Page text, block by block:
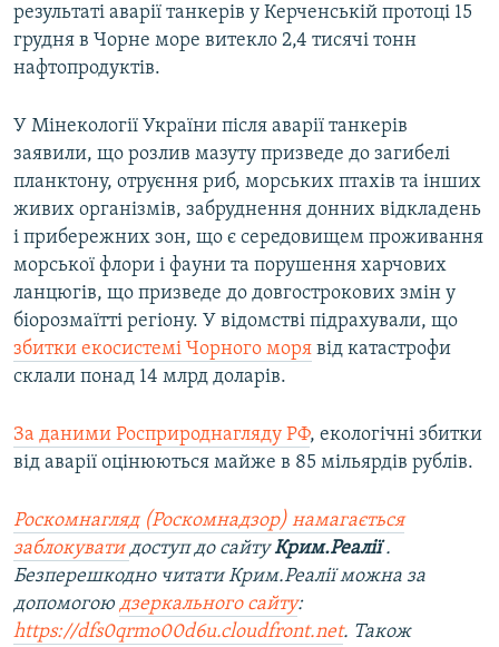
результаті аварії танкерів у Керченській протоці 15
грудня в Чорне море витекло 2,4 тисячі тонн
нафтопродуктів.
У Мінекології України після аварії танкерів
заявили, що розлив мазуту призведе до загибелі
планктону, отруєння риб, морських птахів та інших
живих організмів, забруднення донних відкладень
і прибережних зон, що є середовищем проживання
морської флори і фауни та порушення харчових
ланцюгів, що призведе до довгострокових змін у
біорозмаїтті регіону. У відомстві підрахували, що
збитки екосистемі Чорного моря від катастрофи
склали понад 14 млрд доларів.
За даними Росприроднагляду РФ, екологічні збитки
від аварії оцінюються майже в 85 мільярдів рублів.
Роскомнагляд (Роскомнадзор) намагається
заблокувати доступ до сайтуКрим.Реалії.
Безперешкодно читати Крим.Реалії можна за
допомогою дзеркального сайту:
https://dfs0qrmo00d6u.cloudfront.net. Також